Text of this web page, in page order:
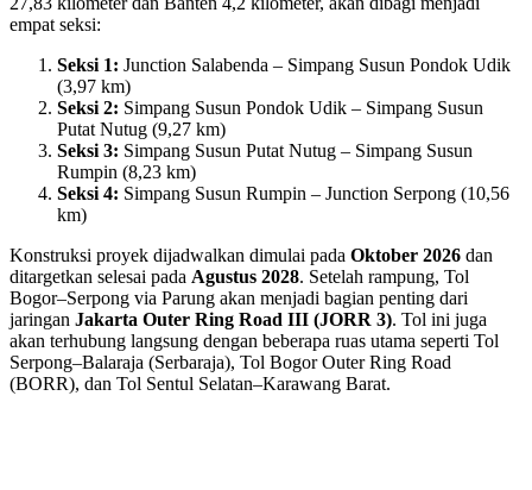
empat seksi:
Seksi 1: Junction Salabenda – Simpang Susun Pondok Udik
(3,97 km)
Seksi 2: Simpang Susun Pondok Udik – Simpang Susun
Putat Nutug (9,27 km)
Seksi 3: Simpang Susun Putat Nutug – Simpang Susun
Rumpin (8,23 km)
Seksi 4: Simpang Susun Rumpin – Junction Serpong (10,56
km)
Konstruksi proyek dijadwalkan dimulai pada Oktober 2026 dan
ditargetkan selesai pada Agustus 2028. Setelah rampung, Tol
Bogor–Serpong via Parung akan menjadi bagian penting dari
jaringan Jakarta Outer Ring Road III (JORR 3). Tol ini juga
akan terhubung langsung dengan beberapa ruas utama seperti Tol
Serpong–Balaraja (Serbaraja), Tol Bogor Outer Ring Road
(BORR), dan Tol Sentul Selatan–Karawang Barat.